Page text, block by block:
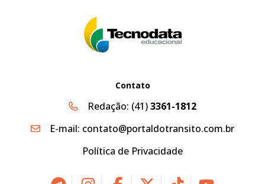
Contato
Redação: (41)3361-1812
E-mail: contato@portaldotransito.com.br
Política de Privacidade